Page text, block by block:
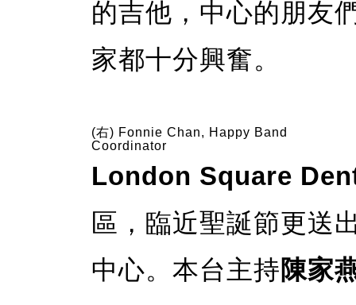
的吉他，中心的朋友
家都十分興奮。
(右) Fonnie Chan, Happy Band
Coordinator
London Square
區，臨近聖誕節更送
中心。本台主持陳家